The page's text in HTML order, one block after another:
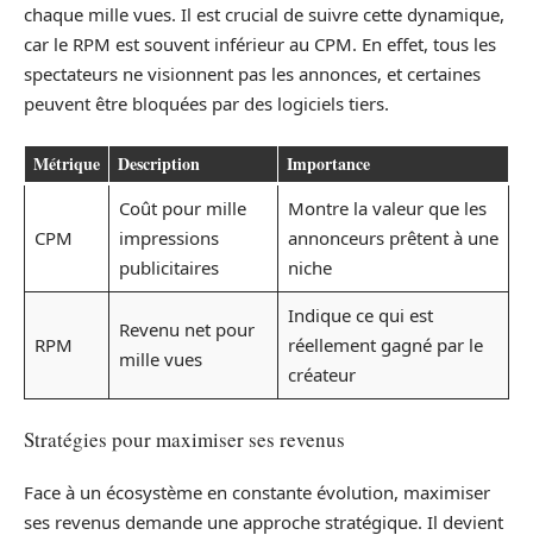
chaque mille vues. Il est crucial de suivre cette dynamique,
car le RPM est souvent inférieur au CPM. En effet, tous les
spectateurs ne visionnent pas les annonces, et certaines
peuvent être bloquées par des logiciels tiers.
Métrique Description Importance
CPM
Coût pour mille
impressions
publicitaires
Montre la valeur que les
annonceurs prêtent à une
niche
RPM
Revenu net pour
mille vues
Indique ce qui est
réellement gagné par le
créateur
Stratégies pour maximiser ses revenus
Face à un écosystème en constante évolution, maximiser
ses revenus demande une approche stratégique. Il devient